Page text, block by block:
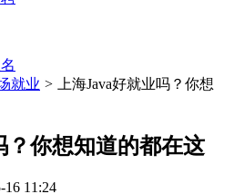
就业 >
上海Java好就业吗？你想
？你想知道的都在这
16 11:24